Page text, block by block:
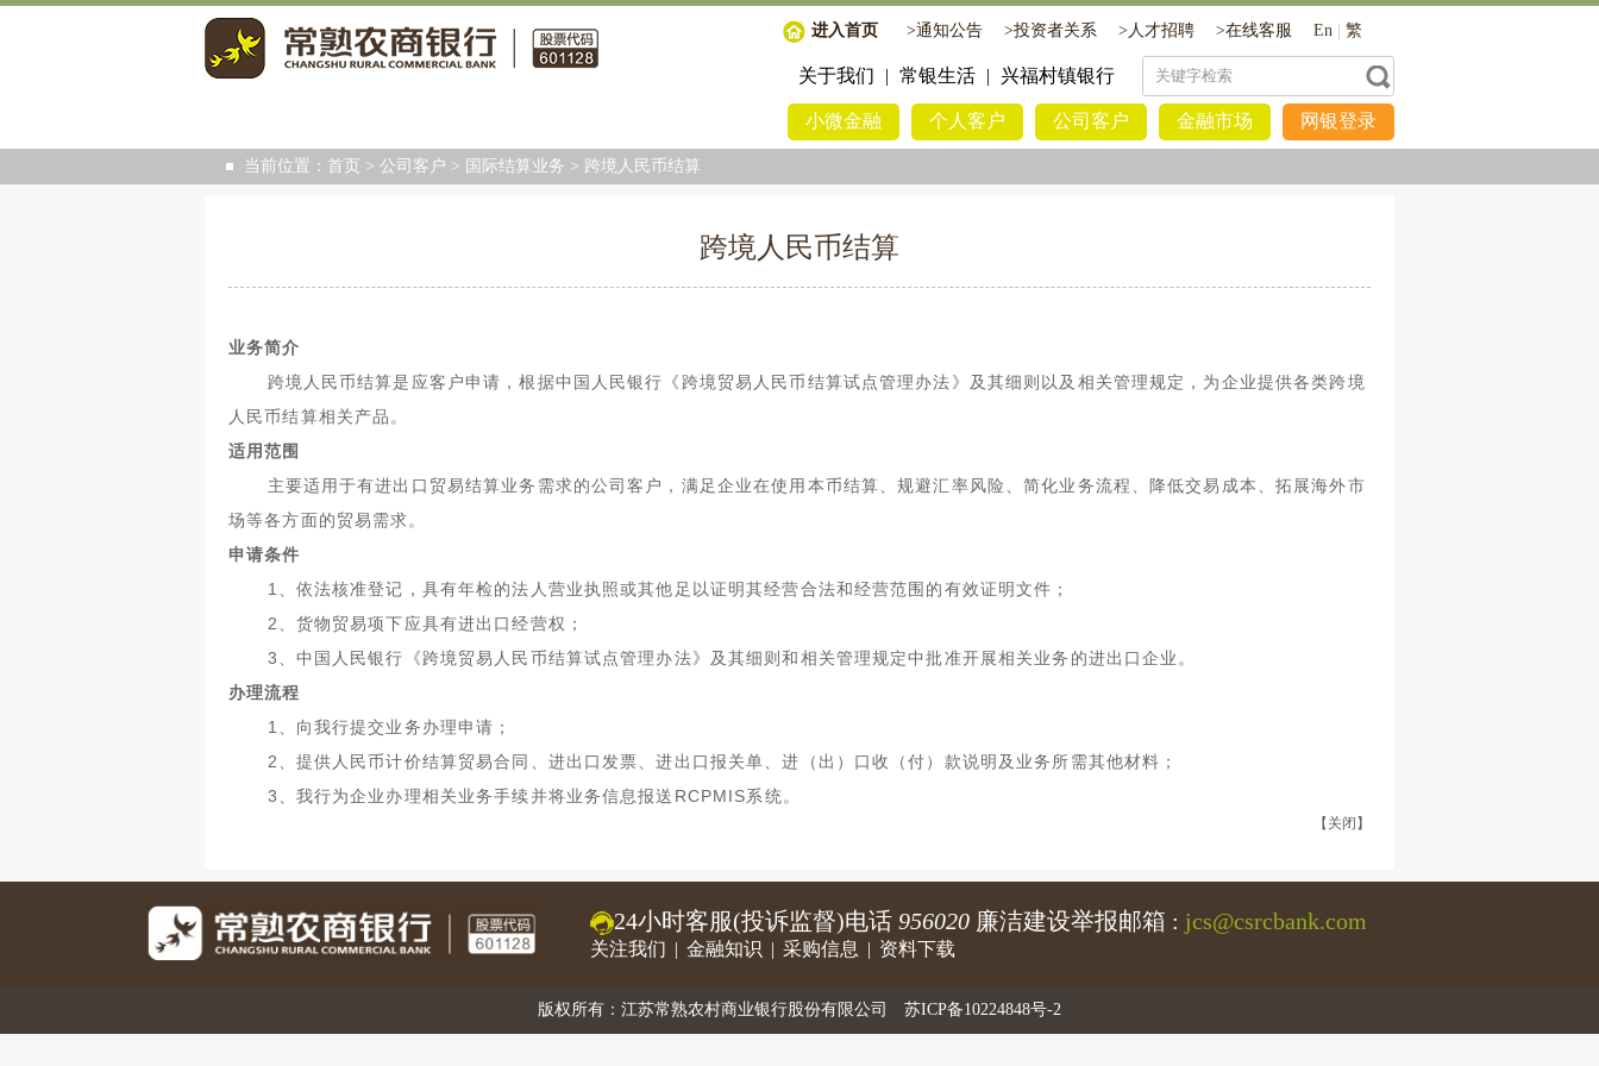
进入首页 >通知公告 >投资者关系 > 人才招聘 >在线客服 En 繁
关于我们 | 常银生活 | 兴福村镇银行
小微金融 个人客户 公司客户 金融市场 网银登录
当前位置： 首页 > 公司客户 > 国际结算业务 > 跨境人民币结算
跨境人民币结算
业务简介
跨境人民币结算是应客户申请，根据中国人民银行《跨境贸易人民币结算试点管理办法》及其细则以及相关管理规定，为企业提供各类跨境
人民币结算相关产品。
适用范围
主要适用于有进出口贸易结算业务需求的公司客户，满足企业在使用本币结算、规避汇率风险、简化业务流程、降低交易成本、拓展海外市
场等各方面的贸易需求。
申请条件
1
、依法核准登记，具有年检的法人营业执照或其他足以证明其经营合法和经营范围的有效证明文件；
2
、货物贸易项下应具有进出口经营权；
3
、中国人民银行《跨境贸易人民币结算试点管理办法》及其细则和相关管理规定中批准开展相关业务的进出口企业。
办理流程
1
、向我行提交业务办理申请；
2
、提供人民币计价结算贸易合同、进出口发票、进出口报关单、进（出）口收（付）款说明及业务所需其他材料；
3
、我行为企业办理相关业务手续并将业务信息报送 RCPMIS系统。
【关闭】
24小时客服(投诉监督)电话 956020 廉洁建设举报邮箱 : jcs@csrcbank.com
关注我们 | 金融知识 | 采购信息 | 资料下载
版权所有：江苏常熟农村商业银行股份有限公司 苏ICP备10224848号-2